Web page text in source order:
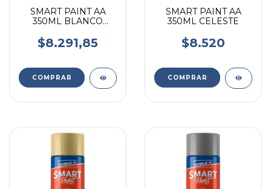
SMART PAINT AA
350ML BLANCO
$8.291,85
SMART PAINT AA
350ML CELESTE
$8.520